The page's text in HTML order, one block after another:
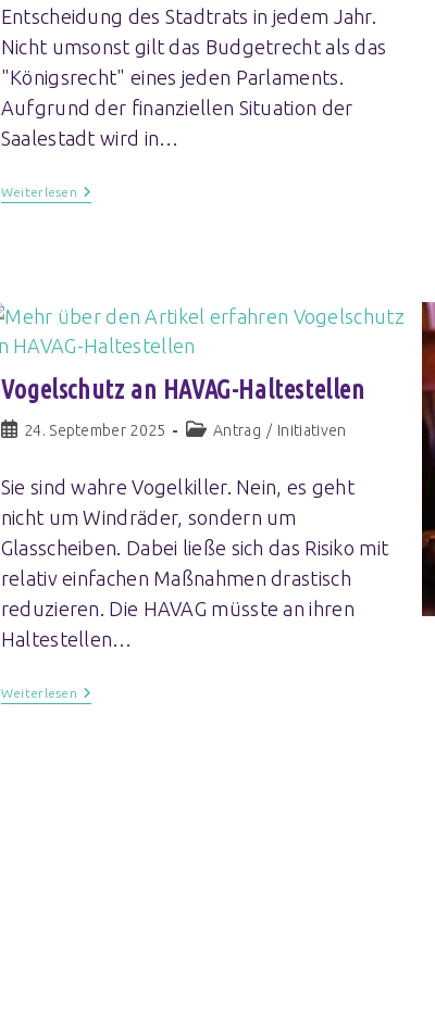
Entscheidung des Stadtrats in jedem Jahr.
Nicht umsonst gilt das Budgetrecht als das
"Königsrecht" eines jeden Parlaments.
Aufgrund der finanziellen Situation der
Saalestadt wird in…
Weiterlesen
Vogelschutz an HAVAG-Haltestellen
24. September 2025 Antrag / Initiativen
Sie sind wahre Vogelkiller. Nein, es geht
nicht um Windräder, sondern um
Glasscheiben. Dabei ließe sich das Risiko mit
relativ einfachen Maßnahmen drastisch
reduzieren. Die HAVAG müsste an ihren
Haltestellen…
Weiterlesen